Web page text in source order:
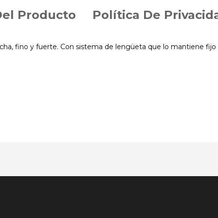
Producto Política De
fino y fuerte. Con sistema de lengüeta que lo mantiene fijo